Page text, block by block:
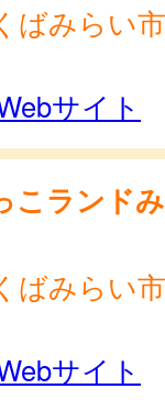
ばみらい
サイト
こランド
ばみらい
サイト